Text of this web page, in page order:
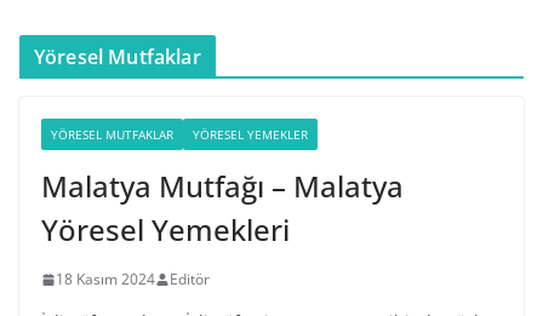
Yöresel Mutfaklar
YÖRESEL MUTFAKLAR YÖRESEL YEMEKLER
Malatya Mutfağı – Malatya
Yöresel Yemekleri
18 Kasım 2024 Editör